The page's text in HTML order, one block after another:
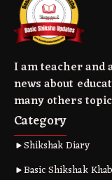
I am teacher and
news about
many others
Category
Shikshak Diary
Basic Shikshak